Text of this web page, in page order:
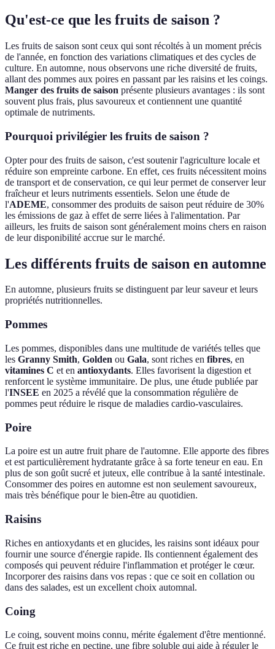
Qu'est-ce que les fruits de saison ?
Les fruits de saison sont ceux qui sont récoltés à un moment précis
de l'année, en fonction des variations climatiques et des cycles de
culture. En automne, nous observons une riche diversité de fruits,
allant des pommes aux poires en passant par les raisins et les coings.
Manger des fruits de saison présente plusieurs avantages : ils sont
souvent plus frais, plus savoureux et contiennent une quantité
optimale de nutriments.
Pourquoi privilégier les fruits de saison ?
Opter pour des fruits de saison, c'est soutenir l'agriculture locale et
réduire son empreinte carbone. En effet, ces fruits nécessitent moins
de transport et de conservation, ce qui leur permet de conserver leur
fraîcheur et leurs nutriments essentiels. Selon une étude de
l'ADEME, consommer des produits de saison peut réduire de 30%
les émissions de gaz à effet de serre liées à l'alimentation. Par
ailleurs, les fruits de saison sont généralement moins chers en raison
de leur disponibilité accrue sur le marché.
Les différents fruits de saison en automne
En automne, plusieurs fruits se distinguent par leur saveur et leurs
propriétés nutritionnelles.
Pommes
Les pommes, disponibles dans une multitude de variétés telles que
les Granny Smith, Golden ou Gala, sont riches en fibres, en
vitamines C et en antioxydants. Elles favorisent la digestion et
renforcent le système immunitaire. De plus, une étude publiée par
l'INSEE en 2025 a révélé que la consommation régulière de
pommes peut réduire le risque de maladies cardio-vasculaires.
Poire
La poire est un autre fruit phare de l'automne. Elle apporte des fibres
et est particulièrement hydratante grâce à sa forte teneur en eau. En
plus de son goût sucré et juteux, elle contribue à la santé intestinale.
Consommer des poires en automne est non seulement savoureux,
mais très bénéfique pour le bien-être au quotidien.
Raisins
Riches en antioxydants et en glucides, les raisins sont idéaux pour
fournir une source d'énergie rapide. Ils contiennent également des
composés qui peuvent réduire l'inflammation et protéger le cœur.
Incorporer des raisins dans vos repas : que ce soit en collation ou
dans des salades, est un excellent choix automnal.
Coing
Le coing, souvent moins connu, mérite également d'être mentionné.
Ce fruit est riche en pectine, une fibre soluble qui aide à réguler le